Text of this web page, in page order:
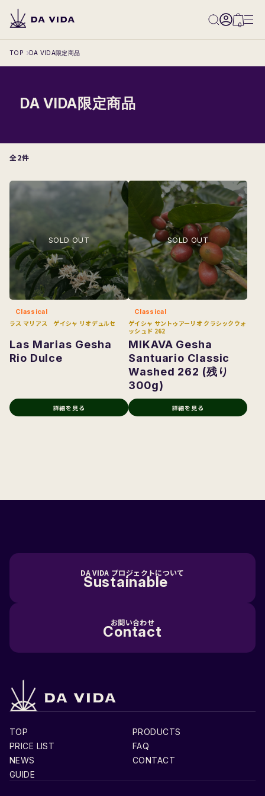
All
Classical-Honey
Competition
Sample
0
TOP DA VIDA限定商品
DA VIDA限定商品
全2件
Classical
ラス マリアス ゲイシャ リオデュルセ
Las Marias Gesha
Rio Dulce
詳細を見る
Classical
ゲイシャ サントゥアーリオ クラシックウォ
ッシュド 262
MIKAVA Gesha
Santuario Classic
Washed 262 (残り
300g)
詳細を見る
DA VIDA プロジェクトについて
Sustainable
お問い合わせ
Contact
TOP
PRODUCTS
PRICE LIST
FAQ
NEWS
CONTACT
GUIDE